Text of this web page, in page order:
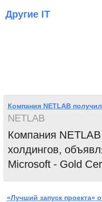
Другие IT
Компания NETLAB
NETLAB
Компания
холдингов,
Microsoft - Gold
«Лучший запуск проекта»